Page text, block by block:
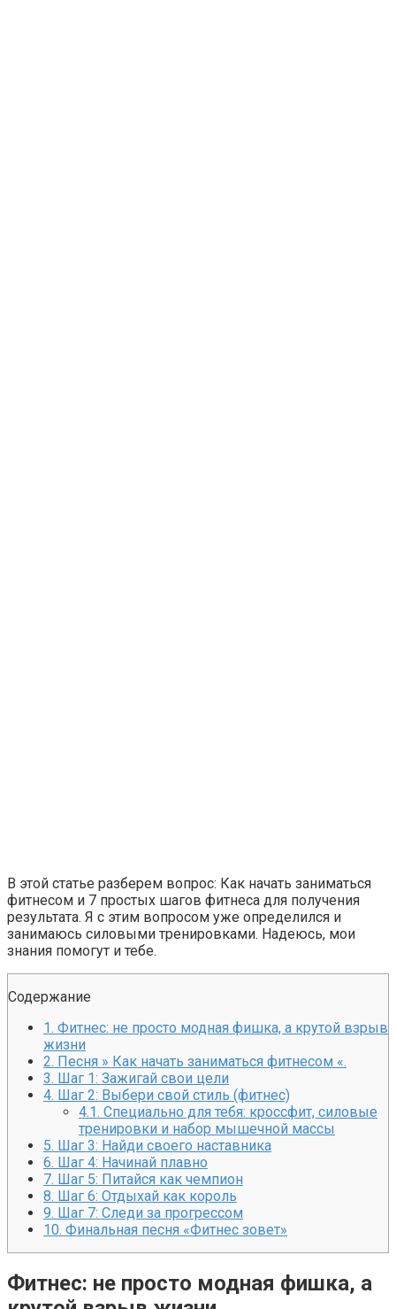
В этой статье разберем вопрос: Как начать заниматься
фитнесом и 7 простых шагов фитнеса для получения
результата. Я с этим вопросом уже определился и
занимаюсь силовыми тренировками. Надеюсь, мои
знания помогут и тебе.
Содержание
1. Фитнес: не просто модная фишка, а крутой взрыв
жизни
2. Песня » Как начать заниматься фитнесом «.
3. Шаг 1: Зажигай свои цели
4. Шаг 2: Выбери свой стиль (фитнес)
4.1. Специально для тебя: кроссфит, силовые
тренировки и набор мышечной массы
5. Шаг 3: Найди своего наставника
6. Шаг 4: Начинай плавно
7. Шаг 5: Питайся как чемпион
8. Шаг 6: Отдыхай как король
9. Шаг 7: Следи за прогрессом
10. Финальная песня «Фитнес зовет»
Фитнес: не просто модная фишка, а
Этот танец невесты оставит вас без слов!
Ржу не переставая, это видео пересмотришь не раз